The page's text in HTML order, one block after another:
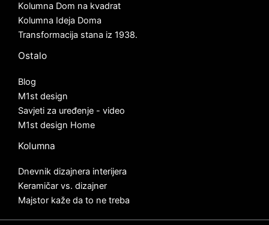
Kolumna Dom na kvadrat
Kolumna Ideja Doma
Transformacija stana iz 1938.
Ostalo
Blog
M1st design
Savjeti za uređenje - video
M1st design Home
Kolumna
Dnevnik dizajnera interijera
Keramičar vs. dizajner
Majstor kaže da to ne treba